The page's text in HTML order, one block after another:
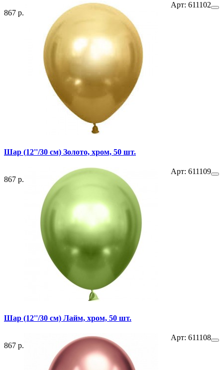
867 р.
Арт: 611102
Шар (12''/30 см) Золото, хром, 50 шт.
867 р.
Арт: 611109
Шар (12''/30 см) Лайм, хром, 50 шт.
867 р.
Арт: 611108